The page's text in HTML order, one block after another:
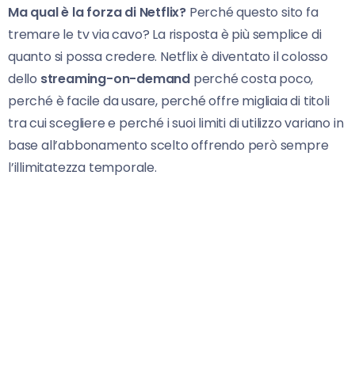
Ma qual è la forza di Netflix? Perché questo sito fa
tremare le tv via cavo? La risposta è più semplice di
quanto si possa credere. Netflix è diventato il colosso
dello streaming-on-demand perché costa poco,
perché è facile da usare, perché offre migliaia di titoli
tra cui scegliere e perché i suoi limiti di utilizzo variano in
base all’abbonamento scelto offrendo però sempre
l’illimitatezza temporale.